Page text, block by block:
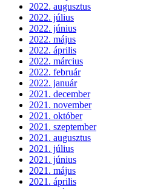
2022. augusztus
2022. július
2022. június
2022. május
2022. április
2022. március
2022. február
2022. január
2021. december
2021. november
2021. október
2021. szeptember
2021. augusztus
2021. július
2021. június
2021. május
2021. április